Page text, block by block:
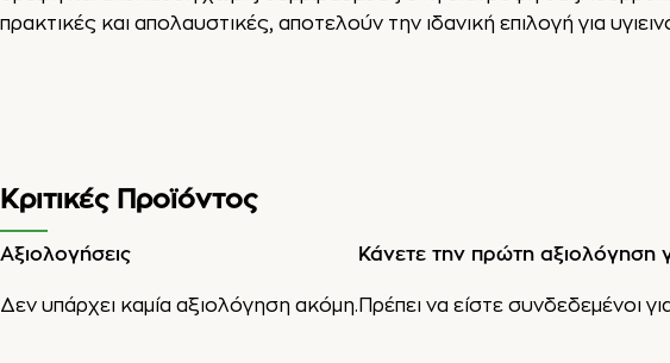
πρακτικές και απολαυστικές, αποτελούν την ιδανική επιλογή για
Κριτικές Προϊόντος
Αξιολογήσεις
Δεν υπάρχει καμία αξιολόγηση ακόμη.
Κάνετε την πρώτη αξιολόγηση
Πρέπει να είστε συνδεδεμένοι